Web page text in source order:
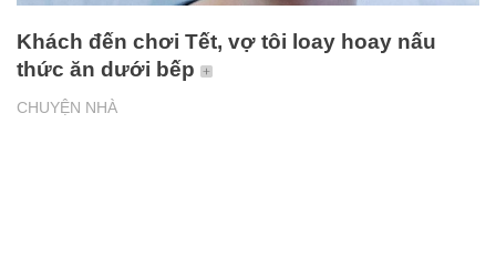
CHUYỆN NHÀ
Khách đến chơi Tết, vợ tôi loay hoay nấu
thức ăn dưới bếp